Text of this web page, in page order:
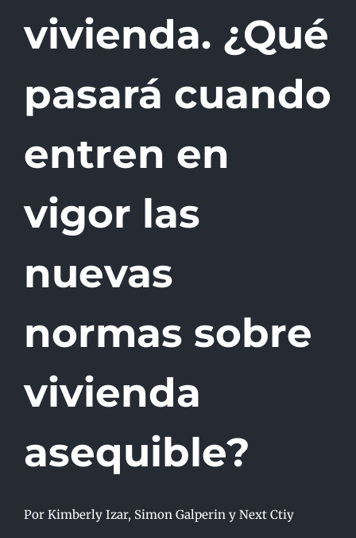
vivienda. ¿Qué
pasará cuando
entren en
vigor las
nuevas
normas sobre
vivienda
asequible?
Por Kimberly Izar, Simon Galperin y Next Ctiy